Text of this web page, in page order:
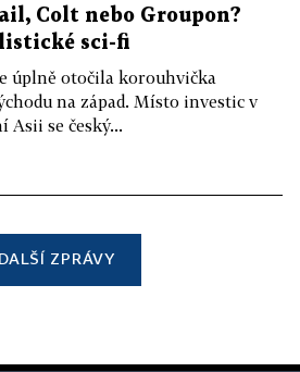
Colt nebo Groupon?
sci-fi
úplně otočila korouhvička
na západ. Místo investic v
Asii se český...
DALŠÍ ZPRÁVY